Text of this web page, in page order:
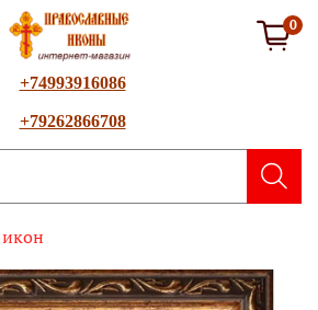
0
+74993916086
+79262866708